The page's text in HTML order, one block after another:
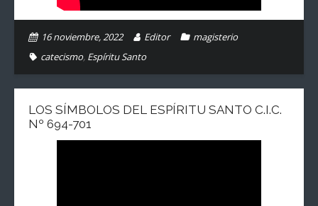
16 noviembre, 2022 Editor
magisterio
catecismo, Espíritu Santo
LOS SÍMBOLOS DEL ESPÍRITU SANTO C.I.C.
Nº 694-701